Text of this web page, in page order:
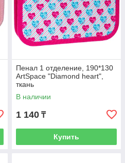
Пенал 1 отделение, 190*130
ArtSpace "Diamond heart",
ткань
В наличии
1 140 ₸
Купить